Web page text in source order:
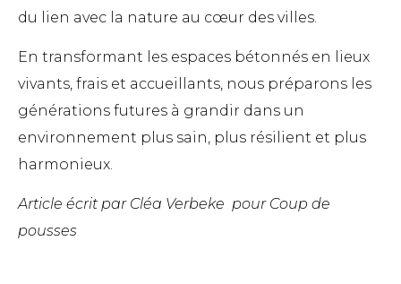
du lien avec la nature au cœur des villes.
En transformant les espaces bétonnés en lieux
vivants, frais et accueillants, nous préparons les
générations futures à grandir dans un
environnement plus sain, plus résilient et plus
harmonieux.
Article écrit par Cléa Verbeke pour Coup de
pousses